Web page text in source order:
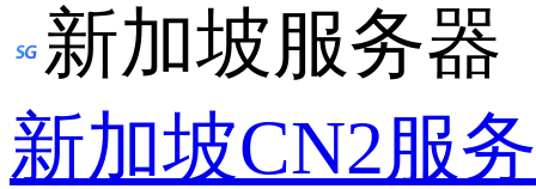
新加坡服务器
新加坡CN2服